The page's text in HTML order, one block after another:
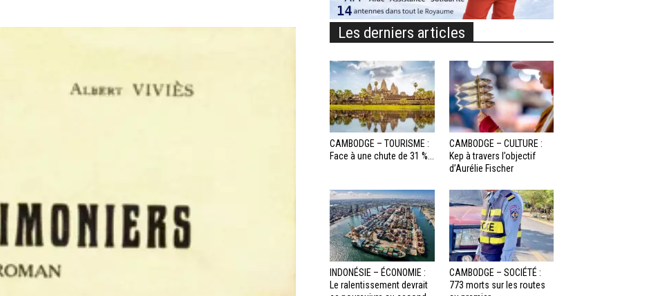
Les derniers articles
CAMBODGE – TOURISME :
Face à une chute de 31 %...
CAMBODGE – CULTURE :
Kep à travers l’objectif
d’Aurélie Fischer
INDONÉSIE – ÉCONOMIE :
Le ralentissement devrait
CAMBODGE – SOCIÉTÉ :
773 morts sur les routes